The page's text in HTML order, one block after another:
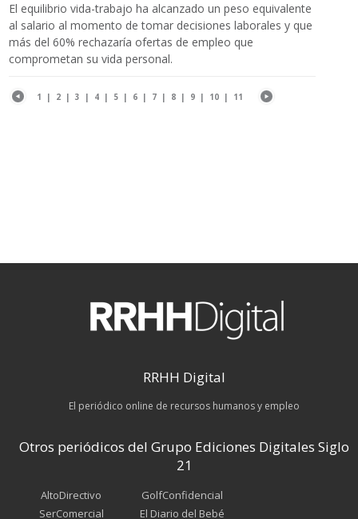
El equilibrio vida-trabajo ha alcanzado un peso equivalente
al salario al momento de tomar decisiones laborales y que
más del 60% rechazaría ofertas de empleo que
comprometan su vida personal.
1 | 2 |3 | 4 | 5 | 6 | 7 | 8 | 9 | 10 | 11
RRHH Digital
El periódico online de recursos humanos y empleo
Otros periódicos del Grupo Ediciones Digitales Siglo
21
AltoDirectivo
SerComercial
GolfConfidencial
El Diario del Bebé